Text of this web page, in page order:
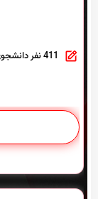
411 نفر دانشجوی دوره